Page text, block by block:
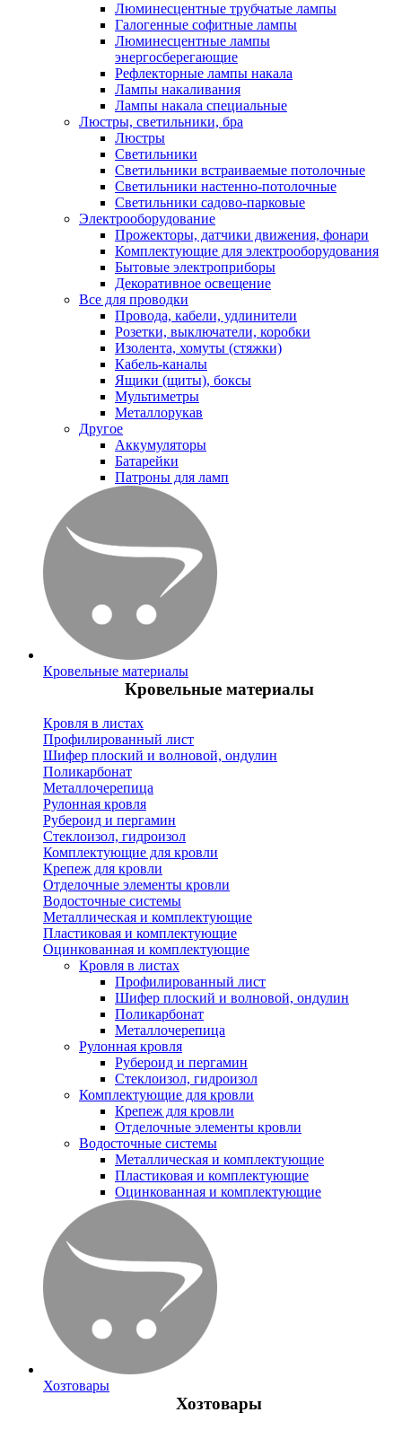
Люминесцентные трубчатые лампы
Галогенные софитные лампы
Люминесцентные лампы
энергосберегающие
Рефлекторные лампы накала
Лампы накаливания
Лампы накала специальные
Люстры, светильники, бра
Люстры
Светильники
Светильники встраиваемые потолочные
Светильники настенно-потолочные
Светильники садово-парковые
Электрооборудование
Прожекторы, датчики движения, фонари
Комплектующие для электрооборудования
Бытовые электроприборы
Декоративное освещение
Все для проводки
Провода, кабели, удлинители
Розетки, выключатели, коробки
Изолента, хомуты (стяжки)
Кабель-каналы
Ящики (щиты), боксы
Мультиметры
Металлорукав
Другое
Аккумуляторы
Батарейки
Патроны для ламп
Кровельные материалы
Кровельные материалы
Кровля в листах
Профилированный лист
Шифер плоский и волновой, ондулин
Поликарбонат
Металлочерепица
Рулонная кровля
Рубероид и пергамин
Стеклоизол, гидроизол
Комплектующие для кровли
Крепеж для кровли
Отделочные элементы кровли
Водосточные системы
Металлическая и комплектующие
Пластиковая и комплектующие
Оцинкованная и комплектующие
Кровля в листах
Профилированный лист
Шифер плоский и волновой, ондулин
Поликарбонат
Металлочерепица
Рулонная кровля
Рубероид и пергамин
Стеклоизол, гидроизол
Комплектующие для кровли
Крепеж для кровли
Отделочные элементы кровли
Водосточные системы
Металлическая и комплектующие
Пластиковая и комплектующие
Оцинкованная и комплектующие
Хозтовары
Хозтовары